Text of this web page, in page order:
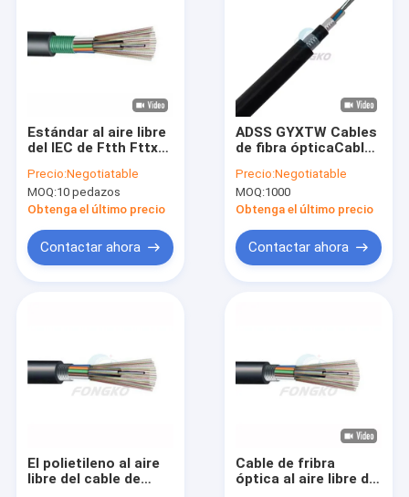
Sobre nosotros
Estándar al aire libre
del IEC de Ftth Fttx
óptica de Gyts del
solo modo
Precio:Negotiatable
MOQ:10 pedazos
Obtenga el último precio
Contactar ahora
ADSS GYXTW Cables
de fibra ópticaCables
de modo único MDPE
Cables ópticos de 24
núcleos
Precio:Negotiatable
MOQ:1000
Obtenga el último precio
Contactar ahora
El polietileno al aire
libre del cable de
Cable de fribra
óptica al aire libre de